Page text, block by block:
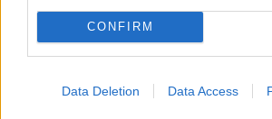
CONFIRM
Data Deletion Data Access